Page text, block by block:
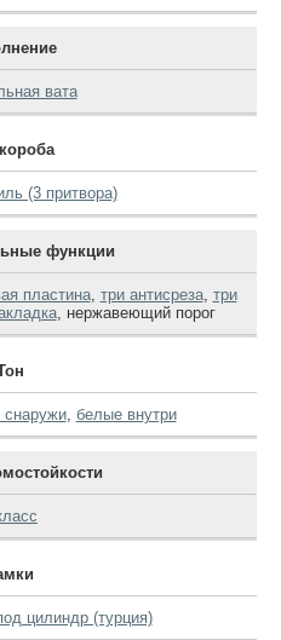
вата
(3 притвора)
функции
пластина, три антисреза, три
, нержавеющий порог
снаружи, белые внутри
цилиндр (турция)